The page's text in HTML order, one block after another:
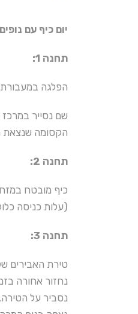
יום כיף עם
תחנה 1:
הפלגה במעבורת
שם נסייר במרכז
הקסומה שנצאת
תחנה 2:
כיף מובטח
(עלות כניסה
תחנה 3:
טירת האבירים
נחזור אחורה
נסביר על